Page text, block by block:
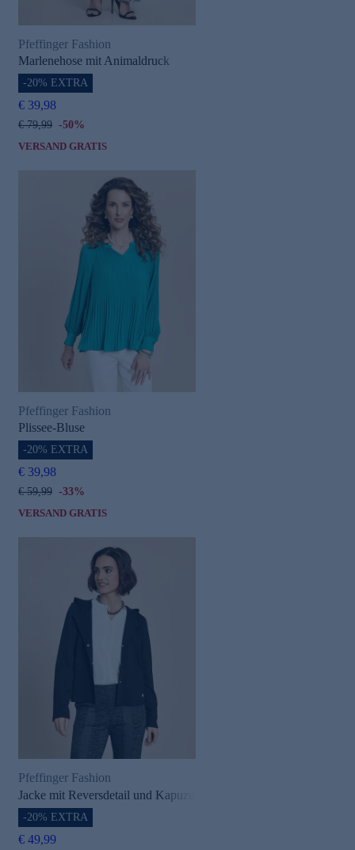
Pfeffinger Fashion
Marlenehose mit Animaldruck
-20% EXTRA
€ 39,98
€ 79,99 -50%
VERSAND GRATIS
Pfeffinger Fashion
Plissee-Bluse
-20% EXTRA
€ 39,98
€ 59,99 -33%
VERSAND GRATIS
Pfeffinger Fashion
Jacke mit Reversdetail und Kapuze
-20% EXTRA
€ 49,99